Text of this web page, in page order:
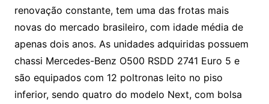
renovação constante, tem uma das frotas mais
novas do mercado brasileiro, com idade média de
apenas dois anos. As unidades adquiridas possuem
chassi Mercedes-Benz O500 RSDD 2741 Euro 5 e
são equipados com 12 poltronas leito no piso
inferior, sendo quatro do modelo Next, com bolsa